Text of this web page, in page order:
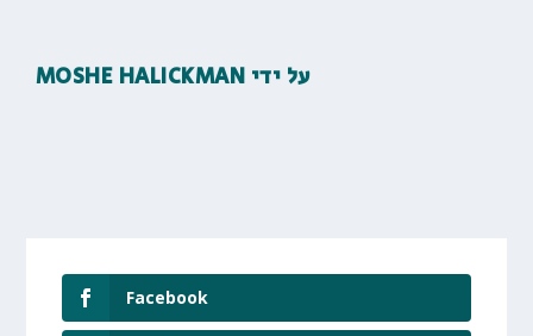
על ידי MOSHE HALICKMAN
Facebook